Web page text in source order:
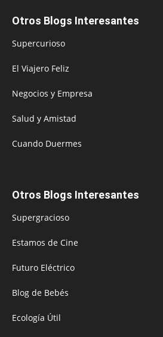
Otros Blogs Interesantes
Supercurioso
El Viajero Feliz
Negocios y Empresa
Salud y Amistad
Cuando Duermes
Otros Blogs Interesantes
Supergracioso
Estamos de Cine
Futuro Eléctrico
Blog de Bebés
Ecología Útil